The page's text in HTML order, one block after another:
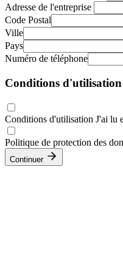
Adresse de l'entreprise
Code Postal
Ville
Pays
Numéro de téléphone
Conditions d'utilisation
Conditions d'utilisation J'ai lu
Politique de protection des
Continuer